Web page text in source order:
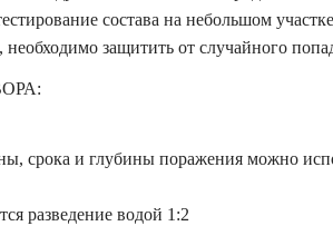
состава на небольшом
защитить от случайного
срока и глубины поражения можно
разведение водой 1:2